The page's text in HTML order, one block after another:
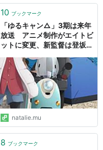
10 ブックマーク
「ゆるキャン△」3期は来年
放送 アニメ制作がエイトビ
ットに変更、新監督は登坂晋
ナタリー
natalie.mu
8 ブックマーク